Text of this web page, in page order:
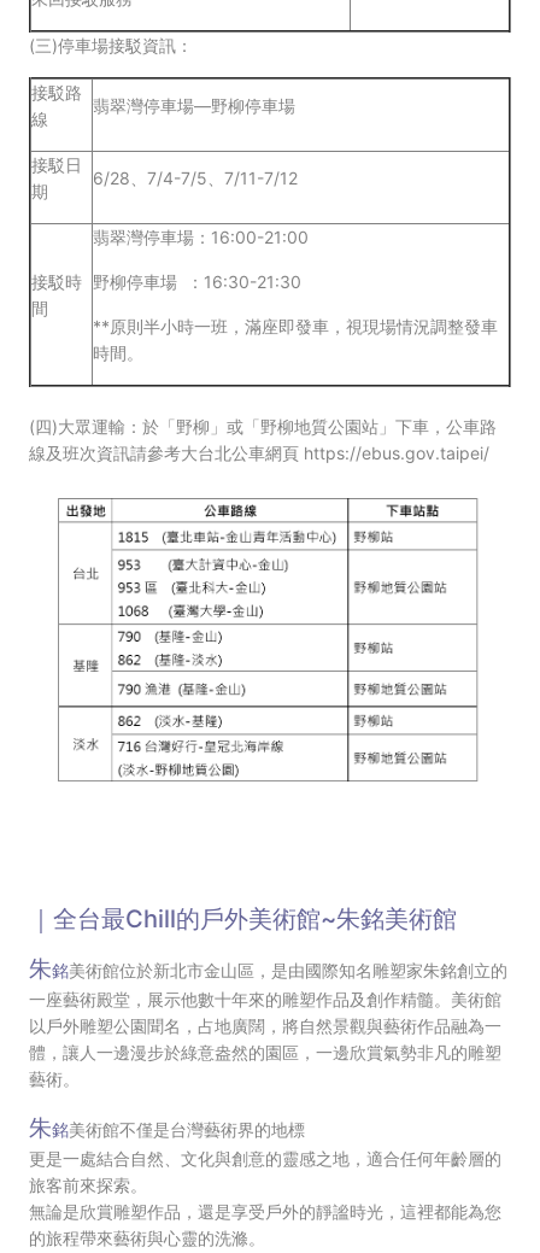
(三)停車場接駁資訊：
接駁路
線
翡翠灣停車場—野柳停車場
接駁日
期
6/28、7/4-7/5、7/11-7/12
接駁時
間
翡翠灣停車場：16:00-21:00
野柳停車場 ：16:30-21:30
**原則半小時一班，滿座即發車，視現場情況調整發車
時間。
(四)大眾運輸：於「野柳」或「野柳地質公園站」下車，公車路
線及班次資訊請參考大台北公車網頁 https://ebus.gov.taipei/
｜全台最Chill的戶外美術館~朱銘美術館
朱銘美術館位於新北市金山區，是由國際知名雕塑家朱銘創立的
一座藝術殿堂，展示他數十年來的雕塑作品及創作精髓。 美術館
以戶外雕塑公園聞名，占地廣闊，將自然景觀與藝術作品融為一
體，讓人一邊漫步於綠意盎然的園區，一邊欣賞氣勢非凡的雕塑
藝術。
朱銘美術館不僅是台灣藝術界的地標
更是一處結合自然、文化與創意的靈感之地，適合任何年齡層的
旅客前來探索。
無論是欣賞雕塑作品，還是享受戶外的靜謐時光，這裡都能為您
的旅程帶來藝術與心靈的洗滌。